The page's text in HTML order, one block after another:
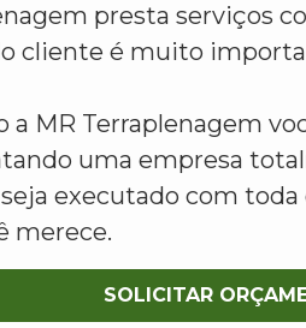
presta serviços
cliente é muito
a MR Terraplenagem
uma empresa
executado com
merece.
SOLICITAR